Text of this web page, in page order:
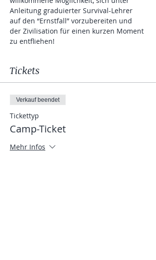
Anleitung graduierter Survival-Lehrer
auf den “Ernstfall” vorzubereiten und
der Zivilisation für einen kurzen Moment
zu entfliehen!
Tickets
Verkauf beendet
Tickettyp
Camp-Ticket
Mehr Infos